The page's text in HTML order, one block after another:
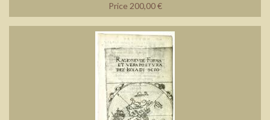
Price 200,00 €